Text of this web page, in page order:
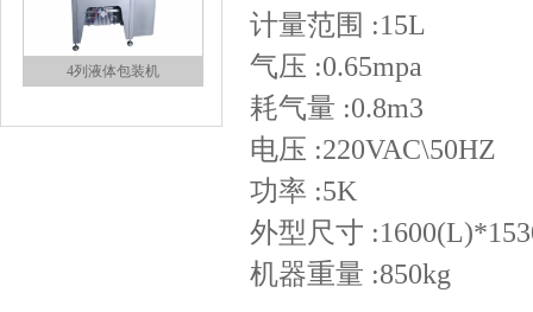
4列液体包装机
计量范围 :15L
气压 :0.65mpa
耗气量 :0.8m3
电压 :220VAC\50HZ
功率 :5K
外型尺寸
机器重量 :850kg